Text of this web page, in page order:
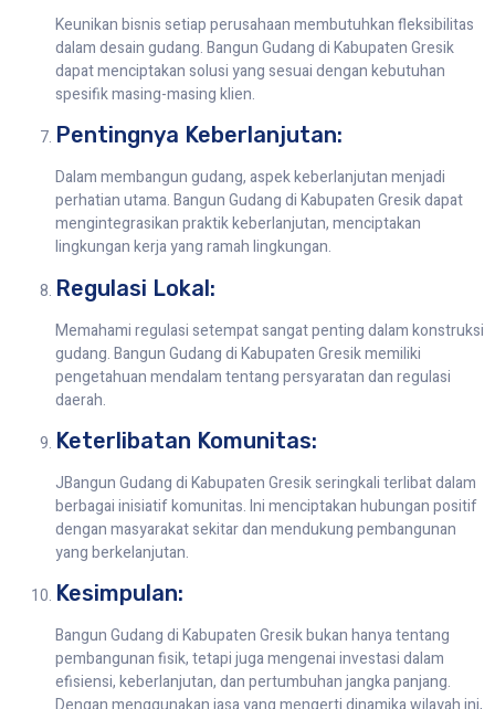
Keunikan bisnis setiap perusahaan membutuhkan fleksibilitas
dalam desain gudang. Bangun Gudang di Kabupaten Gresik
dapat menciptakan solusi yang sesuai dengan kebutuhan
spesifik masing-masing klien.
Pentingnya Keberlanjutan:
Dalam membangun gudang, aspek keberlanjutan menjadi
perhatian utama. Bangun Gudang di Kabupaten Gresik dapat
mengintegrasikan praktik keberlanjutan, menciptakan
lingkungan kerja yang ramah lingkungan.
Regulasi Lokal:
Memahami regulasi setempat sangat penting dalam konstruksi
gudang. Bangun Gudang di Kabupaten Gresik memiliki
pengetahuan mendalam tentang persyaratan dan regulasi
daerah.
Keterlibatan Komunitas:
JBangun Gudang di Kabupaten Gresik seringkali terlibat dalam
berbagai inisiatif komunitas. Ini menciptakan hubungan positif
dengan masyarakat sekitar dan mendukung pembangunan
yang berkelanjutan.
Kesimpulan:
Bangun Gudang di Kabupaten Gresik bukan hanya tentang
pembangunan fisik, tetapi juga mengenai investasi dalam
efisiensi, keberlanjutan, dan pertumbuhan jangka panjang.